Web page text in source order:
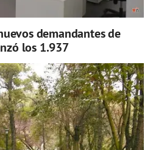
demandantes de
los 1.937